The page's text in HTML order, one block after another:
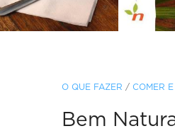
O QUE FAZER / COMER
Bem